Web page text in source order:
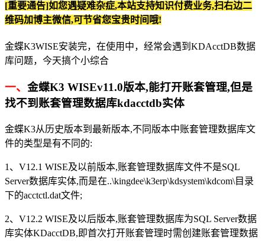
[重要通告]如您遇疑难杂症,本站支持知识付费业务,扫右边二
维码加博主微信,可节省您宝贵时间哦!
金蝶K3WISE安装完，在使用中，经常会遇到KDAcctDB数据
库问题，今天搞个小综合
一、 金蝶K3 WISEv11.0版本,能打开账套管理,但是
找不到账套管理数据库kdacctdb实体
金蝶K3从历史版本到最新版本,不同版本中账套管理数据库文
件的类型是有不同的:
1、V12.1 WISE及以前版本,账套管理数据库文件不是SQL
Server数据库实体,而是在..\kingdee\k3erp\kdsystem\kdcom\目录
下的acctctl.dat文件;
2、V12.2 WISE及以后版本,账套管理数据库为SQL Server数据
库实体KDacctDB,即首次打开账套管理时需创建账套管理数据